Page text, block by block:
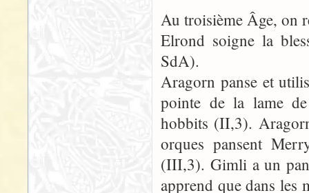
Au troisième Âge, on
Elrond soigne la
SdA).
Aragorn panse et
pointe de la lame
hobbits (II,3).
orques pansent
(III,3). Gimli a un
apprend que dans les